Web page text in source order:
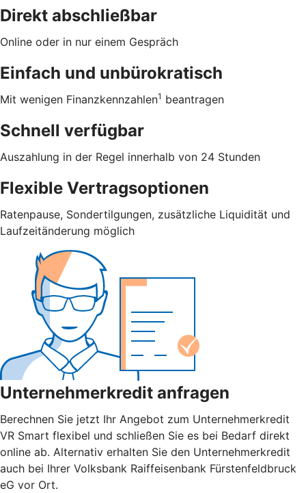
Direkt abschließbar
Online oder in nur einem Gespräch
Einfach und unbürokratisch
Mit wenigen Finanzkennzahlen1 beantragen
Schnell verfügbar
Auszahlung in der Regel innerhalb von 24 Stunden
Flexible Vertragsoptionen
Ratenpause, Sondertilgungen, zusätzliche Liquidität und
Laufzeitänderung möglich
Unternehmerkredit anfragen
Berechnen Sie jetzt Ihr Angebot zum Unternehmerkredit
VR Smart flexibel und schließen Sie es bei Bedarf direkt
online ab. Alternativ erhalten Sie den Unternehmerkredit
auch bei Ihrer Volksbank Raiffeisenbank Fürstenfeldbruck
eG vor Ort.